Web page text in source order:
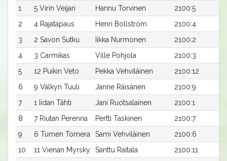
1
5 Virin Veijari Hannu Torvinen 2100:5
2
4 Rajatapaus Henri Bollström 2100:4
3
2 Savon Sutku Iikka Nurmonen 2100:2
4
3 Carmikas Ville Pohjola 2100:3
5
12 Puikin Veto Pekka Vehviläinen 2100:12
6
9 Välkyn Tuuli Janne Räisänen 2100:9
7
1 Iidan Tähti Jani Ruotsalainen 2100:1
8
7 Riutan Perenna Pertti Taskinen 2100:7
9
6 Tumen Tomera Sami Vehviläinen 2100:6
10
11 Vienan Myrsky Santtu Raitala 2100:11